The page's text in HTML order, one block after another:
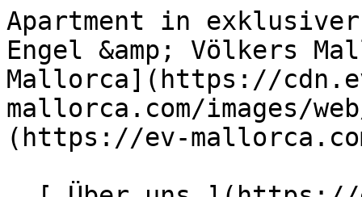
Apartment in exklusiver Wohnanlage mit Meerblick - Engel &amp; Völkers Mallorca                [ ![EV Mallorca](https://cdn.ev-mallorca.com/images/web/EV_Logo_RGB.svg) ](https://ev-mallorca.com/de)  Mallorca  

  [ Über uns ](https://ev-mallorca.com/de/ueber-uns) [ Über Mallorca ](https://ev-mallorca.com/de/ueber-mallorca) [ Kontakt ](https://ev-mallorca.com/de/standorte) [ Immobilie verkaufen ](https://ev-mallorca.com/de/immobilie-auf-mallorca-verkaufen) [    Mein Account  ](https://ev-mallorca.com/de/mein-account)   Deutsch       [ English ](https://ev-mallorca.com/en/mallorca-property/apartment-in-exclusive-residential-complex-with-sea-view-W-047160)   [ Español ](https://ev-mallorca.com/es/inmueble-mallorca/apartamento-en-exclusiva-urbanizacion-con-vistas-al-mar-W-047160)    [ Català ](https://ev-mallorca.com/ca/immoble-mallorca/pis-en-una-urbanitzacio-residencial-exclusiva-amb-vistes-al-mar-W-047160)   [ Svenska ](https://ev-mallorca.com/sv/mallorca-fastighet/lagenhet-i-exklusivt-bostadsomrade-med-havsutsikt-W-047160)   [ Français ](https://ev-mallorca.com/fr/bien-majorque/appartement-dans-un-complexe-residentiel-exclusif-avec-vue-sur-la-mer-W-047160)   [ Polski ](https://ev-mallorca.com/pl/nieruchomosc-majorce/mieszkanie-w-ekskluzywnym-kompleksie-mieszkalnym-z-widokiem-na-morze-W-047160)   [ Italiano ](https://ev-mallorca.com/it/immobili-maiorca/appartamento-in-un-esclusivo-complesso-residenziale-con-vista-sul-mare-W-047160)   [ Dutch ](https://ev-mallorca.com/nl/mallorca-eigendom/appartement-in-exclusief-wooncomplex-met-uitzicht-op-zee-W-047160)   [ Русский ](https://ev-mallorca.com/ru/nedvizhimost-mayorka/kvartira-v-ekskliuzivnom-zilom-komplekse-s-vidom-na-more-W-047160)   [ Dansk ](https://ev-mallorca.com/da/mallorca-ejendom/lejlighed-i-eksklusivt-boligkompleks-med-havudsigt-W-047160)   

  Kaufen  [ Alle Immobilien ](https://ev-mallorca.com/de/mallorca-immobilien?contract_type=0) [ Haus ](https://ev-mallorca.com/de/mallorca-immobilien?contract_type=0&type%5B0%5D=0) [ Finca ](https://ev-mallorca.com/de/mallorca-immobilien?contract_type=0&type%5B0%5D=1) [ Apartment ](https://ev-mallorca.com/de/mallorca-immobilien?contract_type=0&type%5B0%5D=2) [ Penthouse ](https://ev-mallorca.com/de/mallorca-immobilien?contract_type=0&type%5B0%5D=5) [ Grundstück ](https://ev-mallorca.com/de/mallorca-immobilien?contract_type=0&type%5B0%5D=3) [ Neubauprojekt ](https://ev-mallorca.com/de/mallorca-immobilien?contract_type=0&type%5B0%5D=development) 

  Mieten  [ Alle Immobilien ](https://ev-mallorca.com/de/mallorca-immobilien?contract_type=1) [ Haus ](https://ev-mallorca.com/de/mallorca-immobilien?contract_type=1&type%5B0%5D=0) [ Finca ](https://ev-mallorca.com/de/mallorca-immobilien?contract_type=1&type%5B0%5D=1) [ Apartment ](https://ev-mallorca.com/de/mallorca-immobilien?contract_type=1&type%5B0%5D=2) [ Penthouse ](https://ev-mallorca.com/de/mallorca-immobilien?contract_type=1&type%5B0%5D=5) 

  Ferienvermietung  [ Alle Immobilien ](https://ev-mallorca.com/de/holiday-rentals) [ Haus ](https://ev-mallorca.com/de/holiday-rentals?type%5B0%5D=0) [ Finca ](https://ev-mallorca.com/de/holiday-rentals?type%5B0%5D=1) [ Apartment ](https://ev-mallorca.com/de/holiday-rentals?type%5B0%5D=2) [ Penthouse ](https://ev-mallorca.com/de/holiday-rentals?type%5B0%5D=5) 

  Gewerbe  [ Alle Immobilien ](https://ev-mallorca.com/de/gewerbeimmobilien) [ Land und Forstwirtschaft ](https://ev-mallorca.com/de/gewerbeimmobilien?type%5B0%5D=6) [ Hotel ](https://ev-mallorca.com/de/gewerbeimmobilien?type%5B0%5D=7) [ Industrie ](https://ev-mallorca.com/de/gewerbeimmobilien?type%5B0%5D=8) [ Investment ](https://ev-mallorca.com/de/gewerbeimmobilien?type%5B0%5D=9) [ Gastronomie ](https://ev-mallorca.com/de/gewerbeimmobilien?type%5B0%5D=10) [ Grundstück ](https://ev-mallorca.com/de/gewerbeimmobilien?type%5B0%5D=11) [ Ladenfläche ](https://ev-mallorca.com/de/gewerbeimmobilien?type%5B0%5D=12) [ Sonstiges ](https://ev-mallorca.com/de/gewerbeimmobilien?type%5B0%5D=13) [ Ladenfläche ](https://ev-mallorca.com/de/gewerbeimmobilien?type%5B0%5D=14) 

 [ Neubauprojekt ](https://ev-mallorca.com/de/mallorca-neubauprojekt) 

     Deutsch       [ English ](https://ev-mallorca.com/en/mallorca-property/apartment-in-exclusive-residential-complex-with-sea-view-W-047160)   [ Español ](https://ev-mallorca.com/es/inmueble-mallorca/apartamento-en-exclusiva-urbanizacion-con-vistas-al-mar-W-047160)    [ Català ](https://ev-mallorca.com/ca/immoble-mallorca/pis-